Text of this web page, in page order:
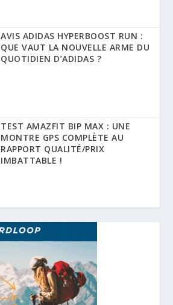
AVIS ADIDAS HYPERBOOST RUN :
QUE VAUT LA NOUVELLE ARME DU
QUOTIDIEN D’ADIDAS ?
TEST AMAZFIT BIP MAX : UNE
MONTRE GPS COMPLÈTE AU
RAPPORT QUALITÉ/PRIX
IMBATTABLE !